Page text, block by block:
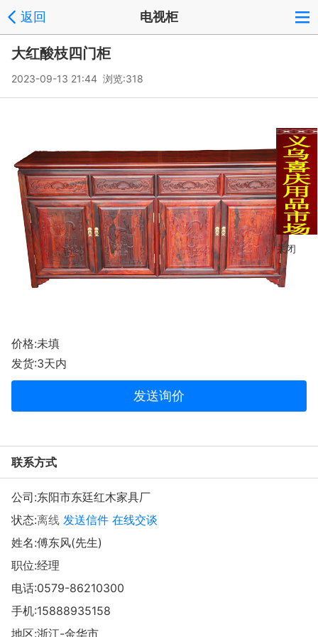
返回 电视柜
大红酸枝四门柜
2023-09-13 21:44 浏览:318
价格:未填
发货:3天内
发送询价
联系方式
公司:东阳市东廷红木家具厂
状态:离线 发送信件 在线交谈
姓名:傅东风(先生)
职位:经理
电话:0579-86210300
手机:15888935158
地区:浙江-金华市
关闭